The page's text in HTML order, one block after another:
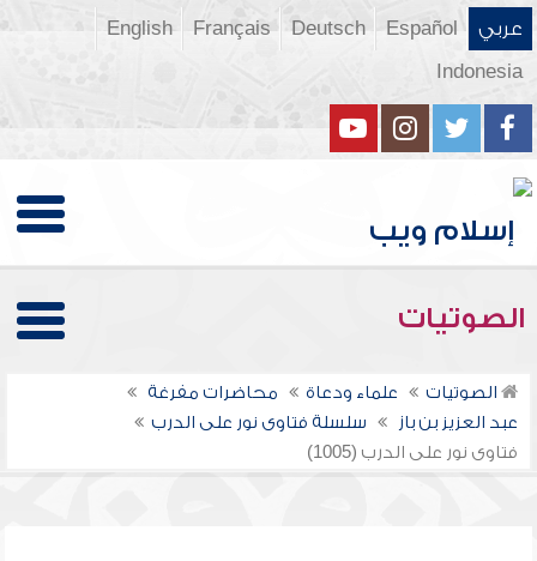
عربي Español
Deutsch
Français
English
Indonesia
الصوتيات
الصوتيات علماء ودعاة
محاضرات مفرغة
عبد العزيز بن باز
سلسلة فتاوى نور على الدرب
فتاوى نور على الدرب (1005)